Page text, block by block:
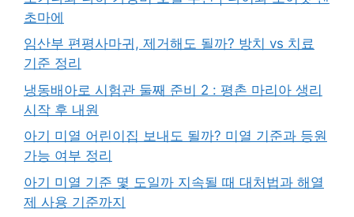
초마에
임산부 편평사마귀, 제거해도 될까? 방치 vs 치료
기준 정리
냉동배아로 시험관 둘째 준비 2 : 평촌 마리아 생리
시작 후 내원
아기 미열 어린이집 보내도 될까? 미열 기준과 등원
가능 여부 정리
아기 미열 기준 몇 도일까 지속될 때 대처법과 해열
제 사용 기준까지